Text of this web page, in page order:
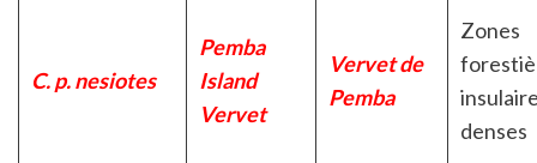
C. p. nesiotes
Pemba
Island
Vervet
Vervet de
Pemba
Zones
denses